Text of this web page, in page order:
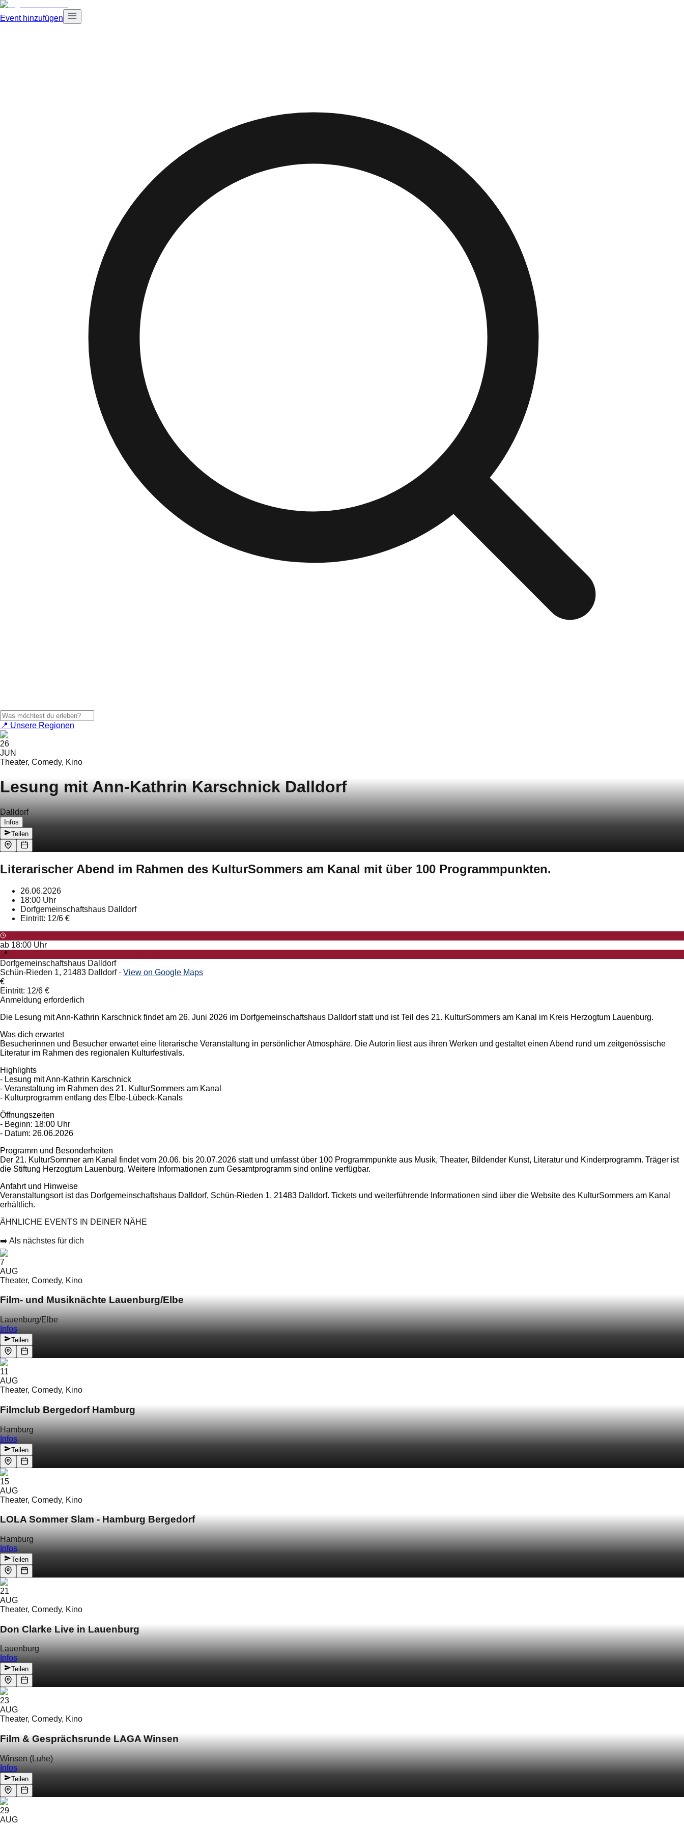
Event hinzufügen
📍 Unsere Regionen
26
JUN
Theater, Comedy, Kino
Lesung mit Ann-Kathrin Karschnick Dalldorf
Dalldorf
Infos
Teilen
Literarischer Abend im Rahmen des KulturSommers am Kanal mit über 100 Programmpunkten.
26.06.2026
18:00 Uhr
Dorfgemeinschaftshaus Dalldorf
Eintritt: 12/6 €
ab 18:00 Uhr
📍
Dorfgemeinschaftshaus Dalldorf
Schün-Rieden 1, 21483 Dalldorf· View on Google Maps
€
Eintritt: 12/6 €
Anmeldung erforderlich
Die Lesung mit Ann-Kathrin Karschnick findet am 26. Juni 2026 im Dorfgemeinschaftshaus Dalldorf statt und ist Teil des 21. KulturSommers am Kanal im Kreis Herzogtum Lauenburg.
Was dich erwartet
Besucherinnen und Besucher erwartet eine literarische Veranstaltung in persönlicher Atmosphäre. Die Autorin liest aus ihren Werken und gestaltet einen Abend rund um zeitgenössische
Literatur im Rahmen des regionalen Kulturfestivals.
Highlights
- Lesung mit Ann-Kathrin Karschnick
- Veranstaltung im Rahmen des 21. KulturSommers am Kanal
- Kulturprogramm entlang des Elbe-Lübeck-Kanals
Öffnungszeiten
- Beginn: 18:00 Uhr
- Datum: 26.06.2026
Programm und Besonderheiten
Der 21. KulturSommer am Kanal findet vom 20.06. bis 20.07.2026 statt und umfasst über 100 Programmpunkte aus Musik, Theater, Bildender Kunst, Literatur und Kinderprogramm. Träger ist
die Stiftung Herzogtum Lauenburg. Weitere Informationen zum Gesamtprogramm sind online verfügbar.
Anfahrt und Hinweise
Veranstaltungsort ist das Dorfgemeinschaftshaus Dalldorf, Schün-Rieden 1, 21483 Dalldorf. Tickets und weiterführende Informationen sind über die Website des KulturSommers am Kanal
erhältlich.
ÄHNLICHE EVENTS IN DEINER NÄHE
➡️ Als nächstes für dich
7
AUG
Theater, Comedy, Kino
Film- und Musiknächte Lauenburg/Elbe
Lauenburg/Elbe
Infos
Teilen
11
AUG
Theater, Comedy, Kino
Filmclub Bergedorf Hamburg
Hamburg
Infos
Teilen
15
AUG
Theater, Comedy, Kino
LOLA Sommer Slam - Hamburg Bergedorf
Hamburg
Infos
Teilen
21
AUG
Theater, Comedy, Kino
Don Clarke Live in Lauenburg
Lauenburg
Infos
Teilen
23
AUG
Theater, Comedy, Kino
Film & Gesprächsrunde LAGA Winsen
Winsen (Luhe)
Infos
Teilen
29
AUG